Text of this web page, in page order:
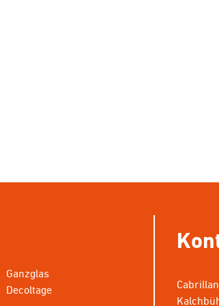
Ganzglas
Decoltage